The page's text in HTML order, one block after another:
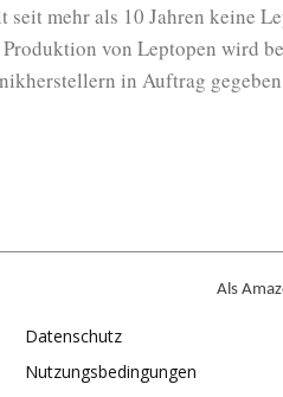
seit mehr als 10 Jahren keine
Produktion von Leptopen wird
in Auftrag
Als
Datenschutz
Nutzungsbedingungen